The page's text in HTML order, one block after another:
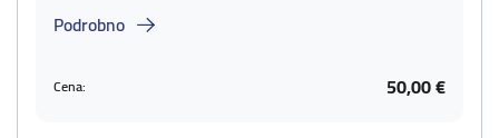
Podrobno
Cena: 50,00 €